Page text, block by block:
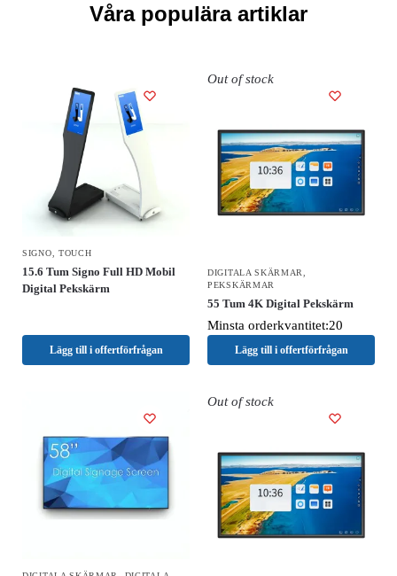
Våra populära artiklar
SIGNO TOUCH
15.6 Tum Signo Full HD Mobil
Digital Pekskärm
Lägg till i offertförfrågan
Out of stock
DIGITALA SKÄRMAR
PEKSKÄRMAR
55 Tum 4K Digital Pekskärm
Minsta orderkvantitet:20
Lägg till i offertförfrågan
Out of stock